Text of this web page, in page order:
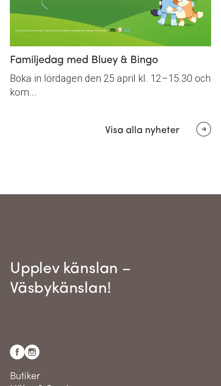
Familjedag med Bluey & Bingo
Boka in lördagen den 25 april kl. 12–15.30 och
kom...
Visa alla nyheter
Upplev känslan –
Väsbykänslan!
Butiker